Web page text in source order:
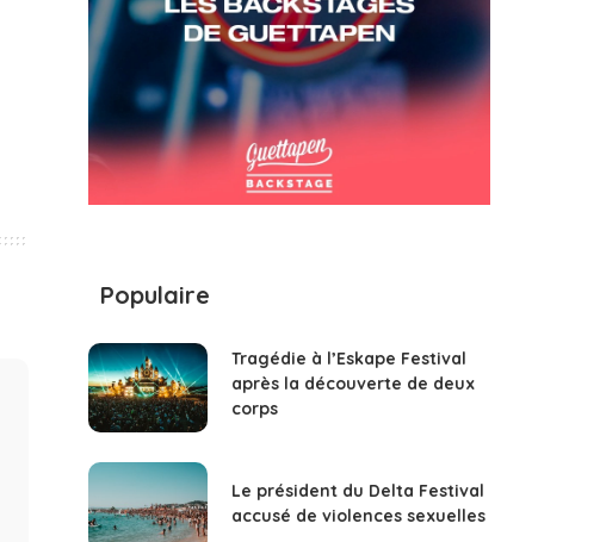
Populaire
Tragédie à l’Eskape Festival
après la découverte de deux
corps
Le président du Delta Festival
accusé de violences sexuelles